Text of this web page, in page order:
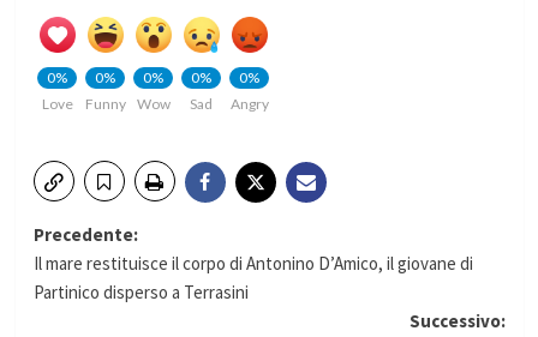
0%
Love
0%
Funny
0%
Wow
0%
Sad
0%
Angry
Navigazione
articolo
Precedente:
Il mare restituisce il corpo di Antonino D’Amico, il giovane di
Partinico disperso a Terrasini
Successivo: